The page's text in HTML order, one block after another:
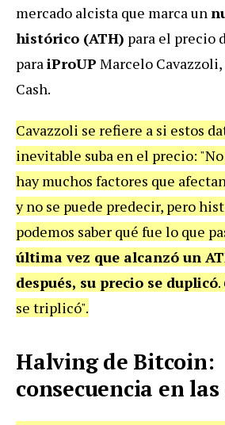
mercado alcista que marca un
histórico (ATH) para el precio
paraiProUP Marcelo Cavazzoli,
Cash.
Cavazzoli se refiere a si estos
inevitable suba en el precio:
hay muchos factores que
y no se puede predecir, pero
podemos saber qué fue lo que
última vez que alcanzó un
después, su precio se duplicó
se triplicó".
Halving de Bitcoin:
consecuencia en